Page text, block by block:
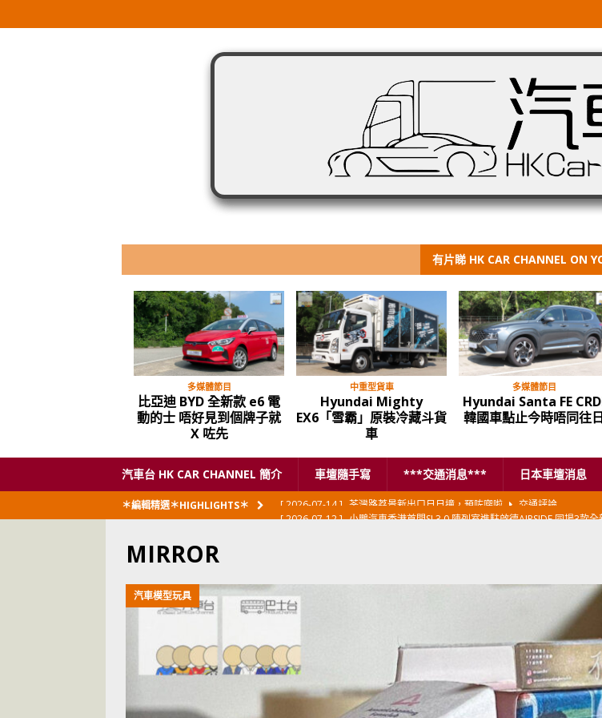
有片睇 HK CAR CHANNEL ON
多媒體節目
比亞迪 BYD 全新款 e6 電
動的士 唔好見到個牌子就
X 咗先
中重型貨車
Hyundai Mighty
EX6「雪霸」原裝冷藏斗貨
車
多媒體節目
Hyundai Santa FE
韓國車點止今時唔同往日
汽車台 HK CAR CHANNEL 簡介 車壇隨手寫 ***交通消息*** 日本車壇消息
＊編輯精選＊HIGHLIGHTS＊ [ 2026-07-12 ] 小鵬汽車香港首間SI 3.0 陳列室進駐啟德AIRSIDE 同場3款全
[ 2026-06-12 ]
「香港車仔展2026」再嚟喇
汽車模型玩具
[ 2026-06-08 ]
東南亞汽車
UBER 香港七宗罪之「第七宗罪」一切禍源，由抽盲盒開始
[ 2026-05-28 ]
UBER 香港七宗罪之「第六宗罪」愛回家唔止回唔到家 跣
世紀一跣
交通評論
MIRROR
汽車模型玩具